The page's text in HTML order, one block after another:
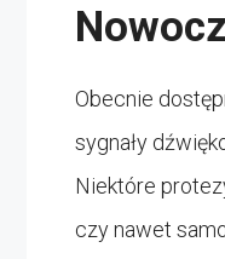
Obecnie
sygnały
Niektóre
czy nawet